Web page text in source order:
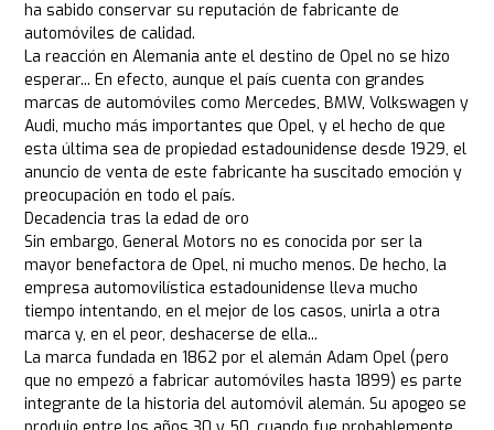
ha sabido conservar su reputación de fabricante de
automóviles de calidad.
La reacción en Alemania ante el destino de Opel no se hizo
esperar... En efecto, aunque el país cuenta con grandes
marcas de automóviles como Mercedes, BMW, Volkswagen y
Audi, mucho más importantes que Opel, y el hecho de que
esta última sea de propiedad estadounidense desde 1929, el
anuncio de venta de este fabricante ha suscitado emoción y
preocupación en todo el país.
Decadencia tras la edad de oro
Sin embargo, General Motors no es conocida por ser la
mayor benefactora de Opel, ni mucho menos. De hecho, la
empresa automovilística estadounidense lleva mucho
tiempo intentando, en el mejor de los casos, unirla a otra
marca y, en el peor, deshacerse de ella...
La marca fundada en 1862 por el alemán Adam Opel (pero
que no empezó a fabricar automóviles hasta 1899) es parte
integrante de la historia del automóvil alemán. Su apogeo se